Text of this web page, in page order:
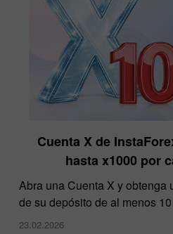
Cuenta X de
hasta x1000 por
Abra una Cuenta X y obtenga
de su depósito de al menos
23.02.2026